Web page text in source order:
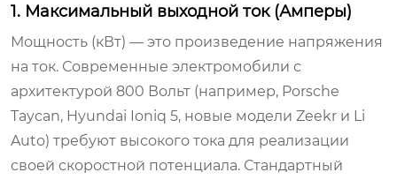
1. Максимальный выходной ток (Амперы)
Мощность (кВт) — это произведение напряжения
на ток. Современные электромобили с
архитектурой 800 Вольт (например, Porsche
Taycan, Hyundai Ioniq 5, новые модели Zeekr и Li
Auto) требуют высокого тока для реализации
своей скоростной потенциала. Стандартный